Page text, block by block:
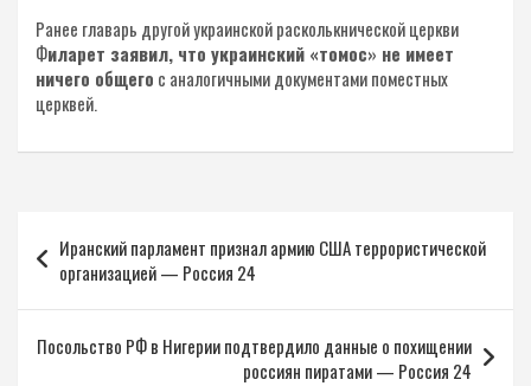
Ранее главарь другой украинской расколькнической церкви
Филарет заявил, что украинский «томос» не имеет
ничего общего с аналогичными документами поместных
церквей.
по
записям
Иранский парламент признал армию США террористической
организацией — Россия 24
Посольство РФ в Нигерии подтвердило данные о похищении
россиян пиратами — Россия 24